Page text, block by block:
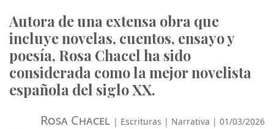
Autora de una extensa obra que
incluye novelas, cuentos, ensayo y
poesía, Rosa Chacel ha sido
considerada como la mejor novelista
española del siglo XX.
Rosa Chacel | Escrituras | Narrativa | 01/03/2026